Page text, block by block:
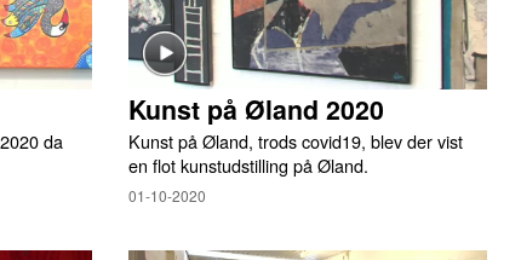
da
Kunst på Øland 2020
Kunst på Øland, trods covid19, blev der vist
en flot kunstudstilling på Øland.
01-10-2020